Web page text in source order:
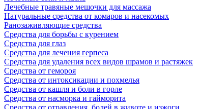
Лечебные травяные мешочки для массажа
Натуральные средства от комаров и насекомых
Ранозаживляющие средства
Средства для борьбы с курением
Средства для глаз
Средства для лечения герпеса
Средства для удаления всех видов шрамов и растяжек
Средства от гемороя
Средства от интоксикации и похмелья
Средства от кашля и боли в горле
Средства от насморка и гайморита
Средства от отравления, болей в животе и изжоги